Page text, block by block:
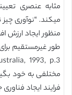
مثابه عنصری
میکند. “نوآوری
منظور ایجاد ارزش
مختلفی به خود
فرایند ایجاد